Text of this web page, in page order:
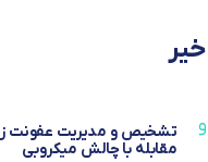
تشخیص و مدیریت عفونت
مقابله با چالش میکروبی